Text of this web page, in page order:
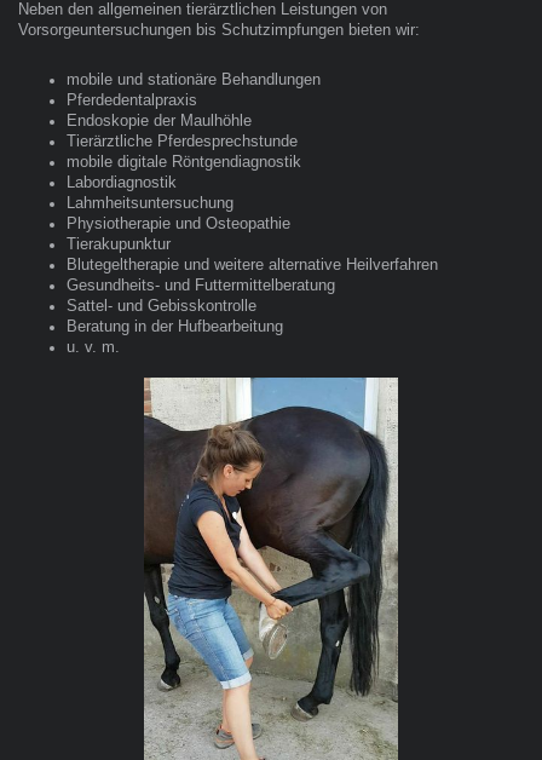
Neben den allgemeinen tierärztlichen Leistungen von
Vorsorgeuntersuchungen bis Schutzimpfungen bieten wir:
mobile und stationäre Behandlungen
Pferdedentalpraxis
Endoskopie der Maulhöhle
Tierärztliche Pferdesprechstunde
mobile digitale Röntgendiagnostik
Labordiagnostik
Lahmheitsuntersuchung
Physiotherapie und Osteopathie
Tierakupunktur
Blutegeltherapie und weitere alternative Heilverfahren
Gesundheits- und Futtermittelberatung
Sattel- und Gebisskontrolle
Beratung in der Hufbearbeitung
u. v. m.